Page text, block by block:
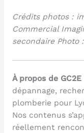
Crédits photos :
Commercial
secondaire Photo
À propos de
dépannage,
plomberie pour
Nos contenus
réellement